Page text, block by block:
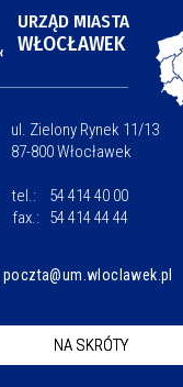
URZĄD MIASTA
WŁOCŁAWEK
ul. Zielony Rynek 11/13
87-800 Włocławek
tel.:
54 414 40 00
fax.:
54 414 44 44
poczta@um.wloclawek.pl
NA SKRÓTY